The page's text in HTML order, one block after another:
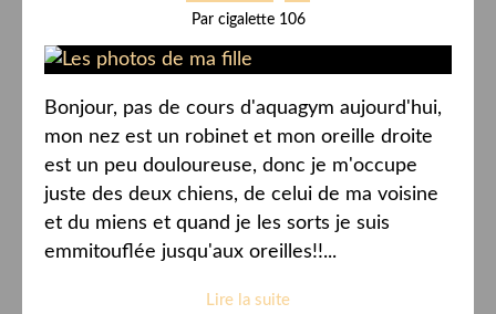
Par cigalette 106
Bonjour, pas de cours d'aquagym aujourd'hui,
mon nez est un robinet et mon oreille droite
est un peu douloureuse, donc je m'occupe
juste des deux chiens, de celui de ma voisine
et du miens et quand je les sorts je suis
emmitouflée jusqu'aux oreilles!!...
Lire la suite